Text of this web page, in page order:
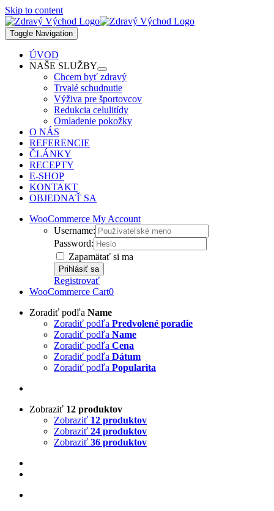
Skip to content
Toggle Navigation
ÚVOD
NAŠE SLUŽBY
Chcem byť zdravý
Trvalé schudnutie
Výživa pre športovcov
Redukcia celulitídy
Omladenie pokožky
O NÁS
REFERENCIE
ČLÁNKY
RECEPTY
E-SHOP
KONTAKT
OBJEDNAŤ SA
WooCommerce My Account
Username:
Password:
Zapamätať si ma
Registrovať
WooCommerce Cart0
Zoradiť podľa Name
Zoradiť podľa Predvolené poradie
Zoradiť podľa Name
Zoradiť podľa Cena
Zoradiť podľa Dátum
Zoradiť podľa Popularita
Zobraziť 12 produktov
Zobraziť 12 produktov
Zobraziť 24 produktov
Zobraziť 36 produktov